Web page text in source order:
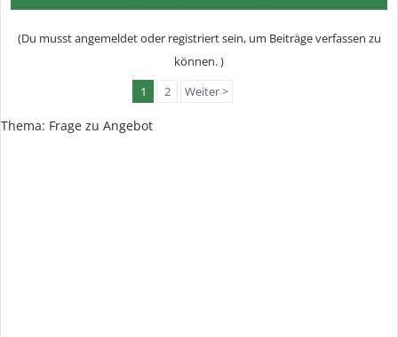
(Du musst angemeldet oder registriert sein, um Beiträge verfassen zu
können. )
1
2 Weiter >
Thema: Frage zu Angebot